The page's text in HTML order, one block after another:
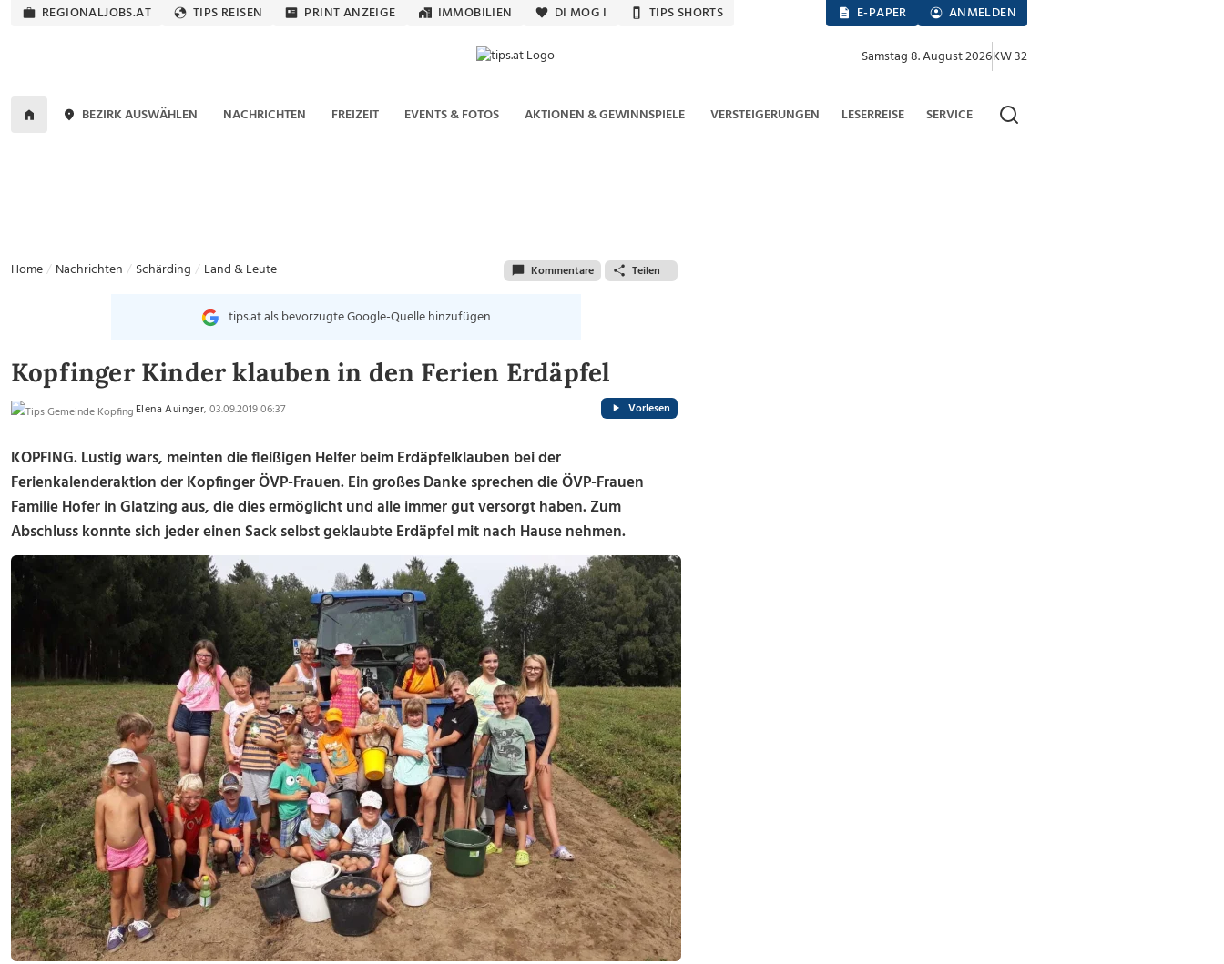
REGIONALJOBS.AT TIPS REISEN PRINT ANZEIGE IMMOBILIEN DI MOG I TIPS SHORTS E-PAPER ANMELDEN
Samstag 8. August 2026KW 32
BEZIRK AUSWÄHLEN NACHRICHTEN FREIZEIT EVENTS & FOTOS AKTIONEN & GEWINNSPIELE VERSTEIGERUNGEN LESERREISE SERVICE
Home Nachrichten Schärding Land & Leute Kommentare Teilen
tips.at als bevorzugte Google-Quelle hinzufügen
Kopfinger Kinder klauben in den Ferien Erdäpfel
Elena Auinger, 03.09.2019 06:37 Vorlesen
KOPFING. Lustig wars, meinten die fleißigen Helfer beim Erdäpfelklauben bei der
Ferienkalenderaktion der Kopfinger ÖVP-Frauen. Ein großes Danke sprechen die ÖVP-Frauen
Familie Hofer in Glatzing aus, die dies ermöglicht und alle immer gut versorgt haben. Zum
Abschluss konnte sich jeder einen Sack selbst geklaubte Erdäpfel mit nach Hause nehmen.